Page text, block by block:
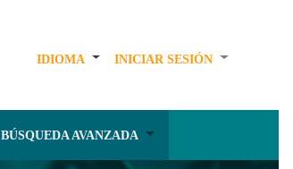
IDIOMA INICIAR SESIÓN
BÚSQUEDA AVANZADA